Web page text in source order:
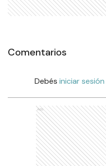
Comentarios
Debés iniciar sesión
Ads